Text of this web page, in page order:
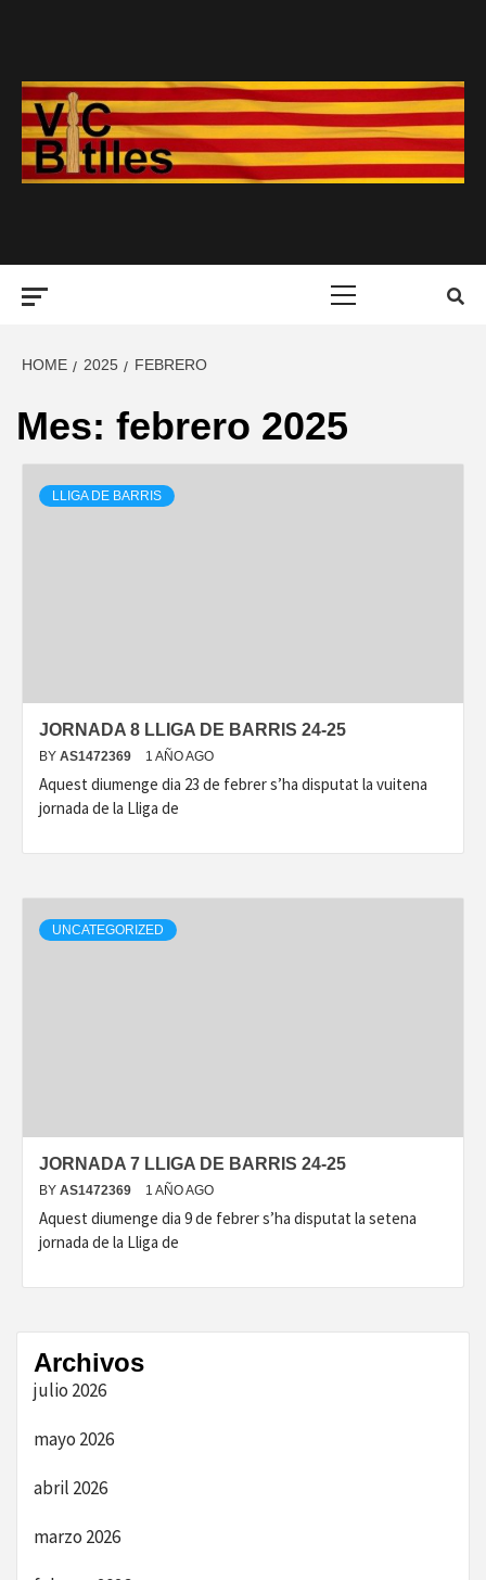
HOME 2025 FEBRERO
Mes: febrero 2025
LLIGA DE BARRIS
JORNADA 8 LLIGA DE BARRIS 24-25
BY AS1472369 1 AÑO AGO
Aquest diumenge dia 23 de febrer s’ha disputat la vuitena
jornada de la Lliga de
UNCATEGORIZED
JORNADA 7 LLIGA DE BARRIS 24-25
BY AS1472369 1 AÑO AGO
Aquest diumenge dia 9 de febrer s’ha disputat la setena
jornada de la Lliga de
Archivos
julio 2026
mayo 2026
abril 2026
marzo 2026